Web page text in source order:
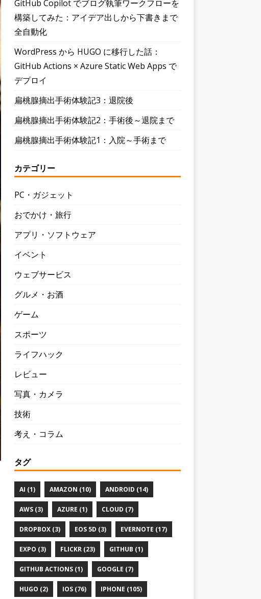
GitHub Copilot でブログ執筆ワークフローを
構築してみた：アイデア出しから下書きまで
全自動化
WordPress から HUGO に移行した話：
GitHub Actions × Azure Static Web Apps で
デプロイ
扁桃腺摘出手術体験記3：退院後
扁桃腺摘出手術体験記2：手術後～退院まで
扁桃腺摘出手術体験記1：入院～手術まで
カテゴリー
PC・ガジェット
おでかけ・旅行
アプリ・ソフトウェア
イベント
ウェブサービス
グルメ・お酒
ゲーム
スポーツ
ライフハック
レビュー
写真・カメラ
技術
考え・コラム
タグ
AI (1) AMAZON (10) ANDROID (14)
AWS (3) AZURE (1) CLOUD (7)
DROPBOX (3) EOS 5D (3) EVERNOTE (17)
EXPO (3) FLICKR (23) GITHUB (1)
GITHUB ACTIONS (1) GOOGLE (7)
HUGO (2) IOS (76) IPHONE (105)